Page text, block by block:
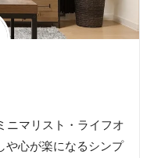
ニマリスト・ライフオ
や心が楽になるシンプ